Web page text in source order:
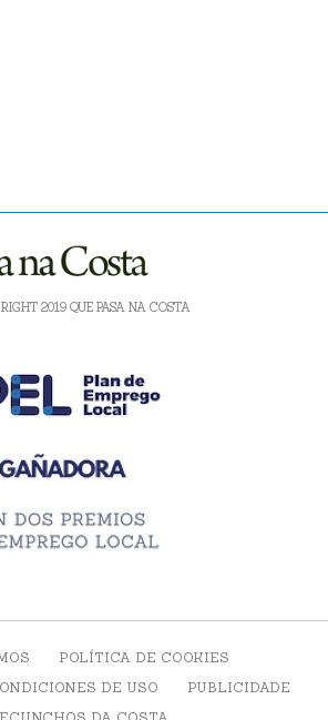
2019 QUE PASA NA COSTA
POLÍTICA DE COOKIES
DE USO
PUBLICIDADE